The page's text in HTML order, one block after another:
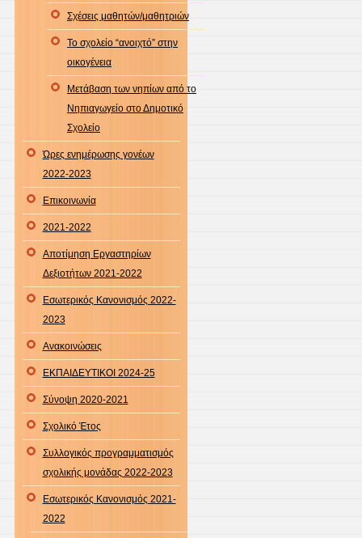
Σχέσεις μαθητών/μαθητριών
Το σχολείο “ανοιχτό” στην
οικογένεια
Μετάβαση των νηπίων από το
Νηπιαγωγείο στο Δημοτικό
Σχολείο
Ώρες ενημέρωσης γονέων
2022-2023
Επικοινωνία
2021-2022
Αποτίμηση Εργαστηρίων
Δεξιοτήτων 2021-2022
Εσωτερικός Κανονισμός 2022-
2023
Ανακοινώσεις
ΕΚΠΑΙΔΕΥΤΙΚΟΙ 2024-25
Σύνοψη 2020-2021
Σχολικό Έτος
Συλλογικός προγραμματισμός
σχολικής μονάδας 2022-2023
Εσωτερικός Κανονισμός 2021-
2022